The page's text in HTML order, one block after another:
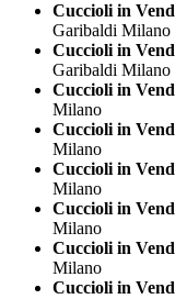
Cuccioli in
Garibaldi Milano
Cuccioli in
Garibaldi Milano
Cuccioli in
Milano
Cuccioli in
Milano
Cuccioli in
Milano
Cuccioli in
Milano
Cuccioli in
Milano
Cuccioli in